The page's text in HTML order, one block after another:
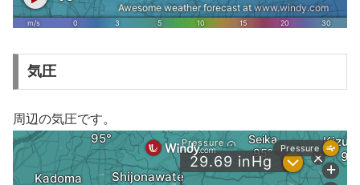
気圧
周辺の気圧です。